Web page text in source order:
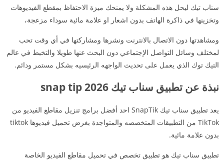
سناب تيك ليحل هذه المشكلة ولا يمنحك ميزة الاحتفاظ بمقطع الفيديوهات
وتخزينها في ذاكرة الهاتف بدون اشعار او علامة مائية سوداء مزعجة،
ومشاهدتها دون الاتصال بالانترنت ونشرها ومشاركتها في أي وقت تحب
لمختلف وسائل التواصل الإجتماعي دون البحث عنها طويلا والتخبط في عالم
التيك توك الذي يعمل على تحديث الواجهه الرئيسيه بشكل مستمر ودائم.
نبذة عن تطبيق سناب تيك snap tip 2026
يعد تطبيق سناب تيك SnapTik احد أفضل برامج تنزيل مقاطع الفيديو من
TikTok من التطبيقات المتخصصه والمتواجدة بغرض تحميل فيديوها tiktok
بدون علامة مائية.
تطبيق سناب تيك هو تطبيق تخصص في تحميل مقاطع الفيديو الخاصة